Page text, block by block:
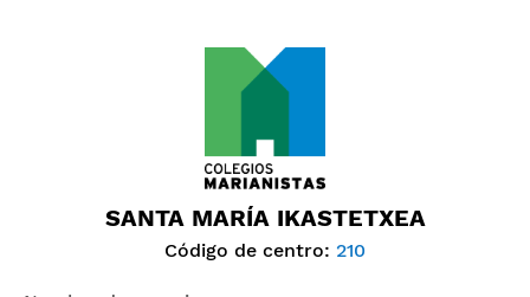
SANTA MARÍA IKASTETXEA
Código de centro: 210